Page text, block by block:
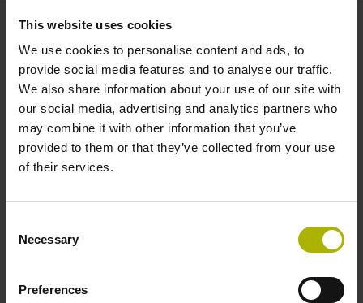
This website uses cookies
We use cookies to personalise content and ads, to
provide social media features and to analyse our traffic.
We also share information about your use of our site with
our social media, advertising and analytics partners who
may combine it with other information that you’ve
provided to them or that they’ve collected from your use
of their services.
Selection
Necessary
Preferences
TNC7: Graphical Workpiece
Measurement | HEIDENHAIN